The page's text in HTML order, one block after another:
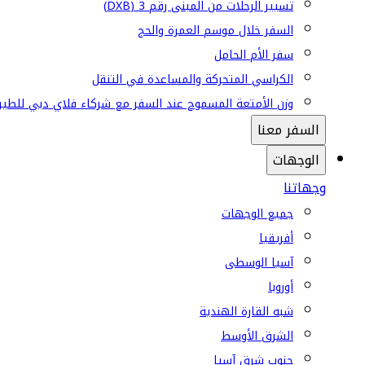
تسيير الرحلات من المبنى رقم 3 (DXB)
السفر خلال موسم العمرة والحج
سفر الأم الحامل
الكراسي المتحركة والمساعدة في التنقل
وزن الأمتعة المسموح عند السفر مع شركاء فلاي دبي
السفر معنا
الوجهات
وجهاتنا
جميع الوجهات
أفريقيا
آسيا الوسطى
أوروبا
شبه القارة الهندية
الشرق الأوسط
جنوب شرق آسيا